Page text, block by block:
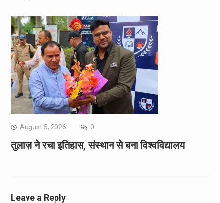
August 5, 2026 0
तुलाज़ ने रचा इतिहास, संस्थान से बना विश्वविद्यालय
Leave a Reply